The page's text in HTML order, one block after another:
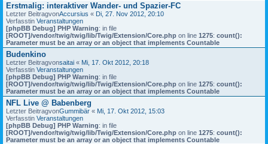
Erstmalig: interaktiver Wander- und Spazier-FC
Letzter BeitragvonAccursius « Di, 27. Nov 2012, 20:10
Verfasstin Veranstaltungen
[phpBB Debug] PHP Warning: in file
[ROOT]/vendor/twig/twig/lib/Twig/Extension/Core.php on line 1275: count():
Parameter must be an array or an object that implements Countable
Budenkino
Letzter Beitragvonsaitai « Mi, 17. Okt 2012, 20:18
Verfasstin Veranstaltungen
[phpBB Debug] PHP Warning: in file
[ROOT]/vendor/twig/twig/lib/Twig/Extension/Core.php on line 1275: count():
Parameter must be an array or an object that implements Countable
NFL Live @ Babenberg
Letzter BeitragvonGummibär « Mi, 17. Okt 2012, 15:03
Verfasstin Veranstaltungen
[phpBB Debug] PHP Warning: in file
[ROOT]/vendor/twig/twig/lib/Twig/Extension/Core.php on line 1275: count():
Parameter must be an array or an object that implements Countable